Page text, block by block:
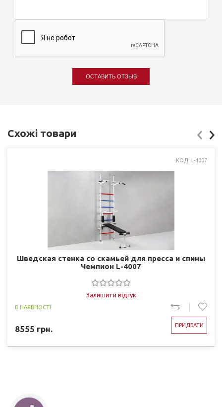
ОСТАВИТЬ ОТЗЫВ
Схожі товари
КОД: L-4007
Шведская стенка со скамьей для пресса и спины
Чемпион L-4007
Залишити відгук
В НАЯВНОСТІ
8555 грн. ПРИДБАТИ